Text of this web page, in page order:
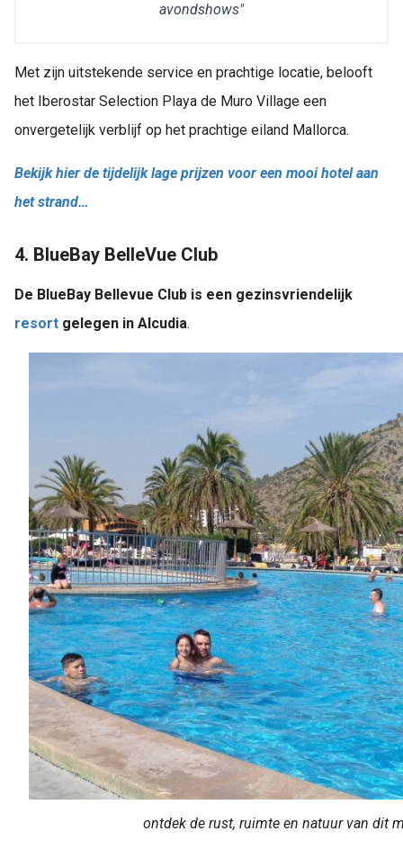
avondshows"
Met zijn uitstekende service en prachtige locatie, belooft
het Iberostar Selection Playa de Muro Village een
onvergetelijk verblijf op het prachtige eiland Mallorca.
Bekijk hier de tijdelijk lage prijzen voor een mooi hotel aan
het strand…
4. BlueBay BelleVue Club
De BlueBay Bellevue Club is een gezinsvriendelijk
resort gelegen in Alcudia.
ontdek de rust, ruimte en natuur van dit